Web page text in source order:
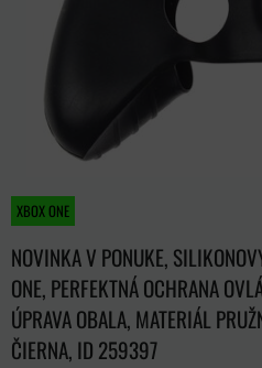
XBOX ONE
NOVINKA V PONUKE,
ONE, PERFEKTNÁ OCHRANA
ÚPRAVA OBALA, MATERIÁL
ČIERNA, ID 259397